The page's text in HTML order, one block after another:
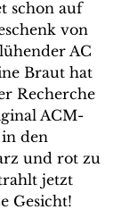
schon auf
von
AC
Braut hat
Recherche
ACM-
den
und rot zu
jetzt
Gesicht!